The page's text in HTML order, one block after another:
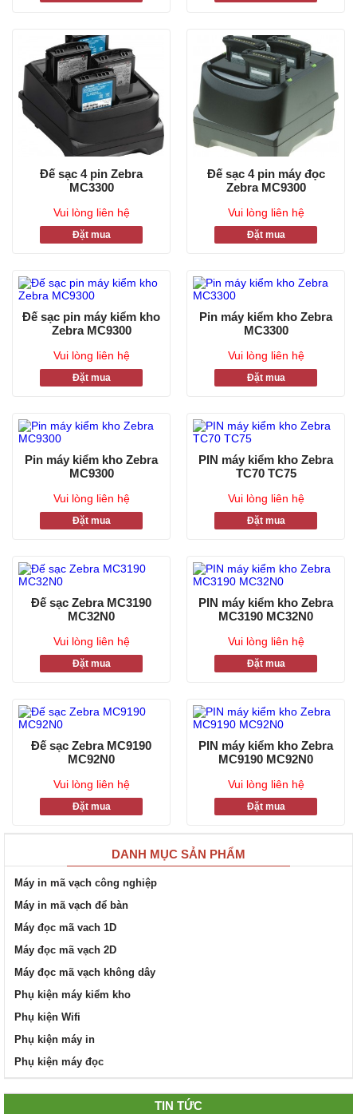
Đế sạc 4 pin Zebra
MC3300
Vui lòng liên hệ
Đặt mua
Đế sạc 4 pin máy đọc
Zebra MC9300
Vui lòng liên hệ
Đặt mua
Đế sạc pin máy kiểm kho
Zebra MC9300
Vui lòng liên hệ
Đặt mua
Pin máy kiểm kho Zebra
MC3300
Vui lòng liên hệ
Đặt mua
Pin máy kiểm kho Zebra
MC9300
Vui lòng liên hệ
Đặt mua
PIN máy kiểm kho Zebra
TC70 TC75
Vui lòng liên hệ
Đặt mua
Đế sạc Zebra MC3190
MC32N0
Vui lòng liên hệ
Đặt mua
PIN máy kiểm kho Zebra
MC3190 MC32N0
Vui lòng liên hệ
Đặt mua
Đế sạc Zebra MC9190
MC92N0
Vui lòng liên hệ
Đặt mua
PIN máy kiểm kho Zebra
MC9190 MC92N0
Vui lòng liên hệ
Đặt mua
DANH MỤC SẢN PHẨM
Máy in mã vạch công nghiệp
Máy in mã vạch để bàn
Máy đọc mã vach 1D
Máy đọc mã vạch 2D
Máy đọc mã vạch không dây
Phụ kiện máy kiểm kho
Phụ kiện Wifi
Phụ kiện máy in
Phụ kiện máy đọc
TIN TỨC